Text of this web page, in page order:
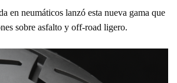
en neumáticos lanzó esta nueva gama que
sobre asfalto y off-road ligero.